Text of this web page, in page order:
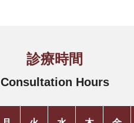
診療時間
Consultation Hours